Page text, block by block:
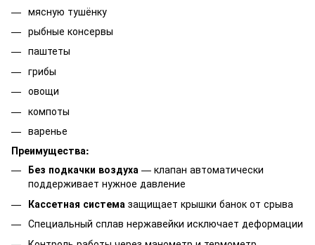
мясную тушёнку
рыбные консервы
паштеты
грибы
овощи
компоты
варенье
Преимущества:
Без подкачки воздуха — клапан автоматически
поддерживает нужное давление
Кассетная система защищает крышки банок от срыва
Специальный сплав нержавейки исключает деформации